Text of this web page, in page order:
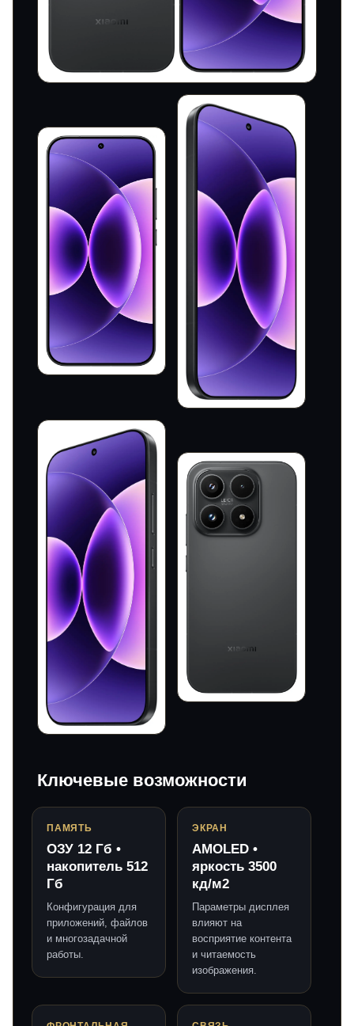
Ключевые возможности
ПАМЯТЬ
ОЗУ 12 Гб •
накопитель 512
Гб
Конфигурация для
приложений, файлов
и многозадачной
работы.
ЭКРАН
AMOLED •
яркость 3500
кд/м2
Параметры дисплея
влияют на
восприятие контента
и читаемость
изображения.